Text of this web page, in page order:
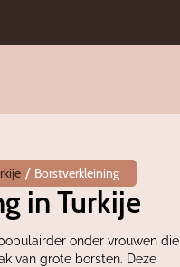
/ Borstverkleining
in Turkije
onder vrouwen die
van grote borsten. Deze